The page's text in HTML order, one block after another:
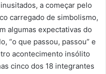
a começar pelo
carregado de simbolismo,
algumas expectativas do
“o que passou, passou” e
acontecimento insólito
cinco dos 18 integrantes